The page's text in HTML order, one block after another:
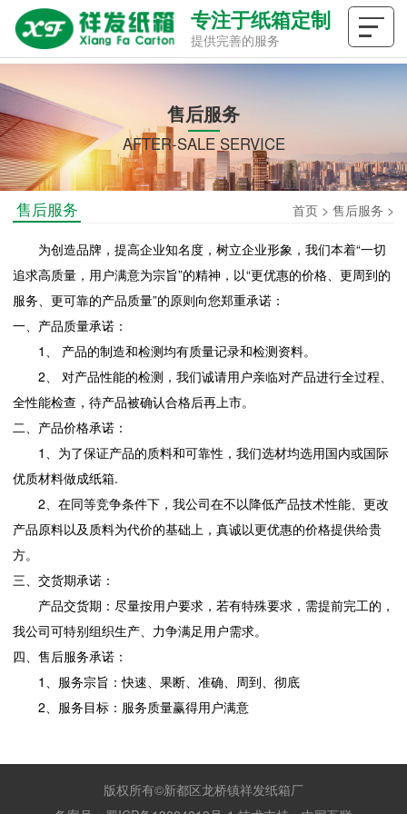
专注于纸箱定制
提供完善的服务
售后服务
AFTER-SALE SERVICE
售后服务 首页 > 售后服务 >
为创造品牌，提高企业知名度，树立企业形象，我们本着“一切
追求高质量，用户满意为宗旨”的精神，以“更优惠的价格、更周到的
服务、更可靠的产品质量”的原则向您郑重承诺：
一、产品质量承诺：
1、 产品的制造和检测均有质量记录和检测资料。
2、 对产品性能的检测，我们诚请用户亲临对产品进行全过程、
全性能检查，待产品被确认合格后再上市。
二、产品价格承诺：
1、为了保证产品的质料和可靠性，我们选材均选用国内或国际
优质材料做成纸箱.
2、在同等竞争条件下，我公司在不以降低产品技术性能、更改
产品原料以及质料为代价的基础上，真诚以更优惠的价格提供给贵
方。
三、交货期承诺：
产品交货期：尽量按用户要求，若有特殊要求，需提前完工的，
我公司可特别组织生产、力争满足用户需求。
四、售后服务承诺：
1、服务宗旨：快速、果断、准确、周到、彻底
2、服务目标：服务质量赢得用户满意
版权所有©新都区龙桥镇祥发纸箱厂